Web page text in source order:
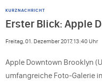
KURZNACHRICHT
Erster Blick: Apple
Freitag, 01. Dezember 2017, 13:40 Uhr
Apple Downtown Brooklyn
umfangreiche Foto-Galerie